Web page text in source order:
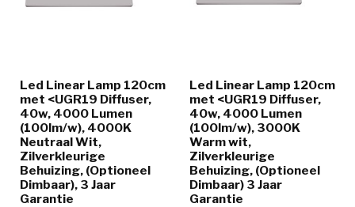
Led Linear Lamp 120cm
met <UGR19 Diffuser,
40w, 4000 Lumen
(100lm/w), 4000K
Neutraal Wit,
Zilverkleurige
Behuizing, (Optioneel
Dimbaar), 3 Jaar
Garantie
Led Linear Lamp 120cm
met <UGR19 Diffuser,
40w, 4000 Lumen
(100lm/w), 3000K
Warm wit,
Zilverkleurige
Behuizing, (Optioneel
Dimbaar) 3 Jaar
Garantie